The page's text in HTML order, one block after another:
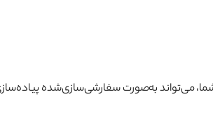
شما، می‌تواند به‌صورت سفارشی‌سازی‌شده